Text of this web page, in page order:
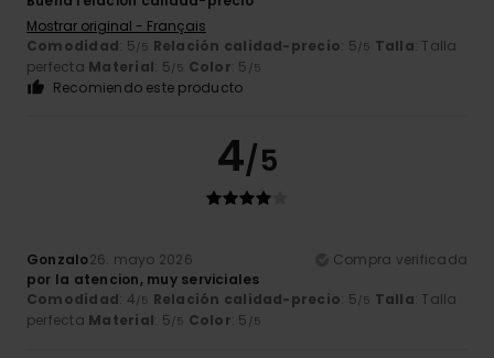
Mostrar original - Français
Comodidad: 5/5 Relación calidad-precio: 5/5 Talla: Talla
perfecta Material: 5/5 Color: 5 /5
Recomiendo este producto
4/5
Gonzalo26. mayo 2026
Compra verificada
por la atencion, muy serviciales
Comodidad: 4/5 Relación calidad-precio: 5/5 Talla: Talla
perfecta Material: 5/5 Color: 5 /5